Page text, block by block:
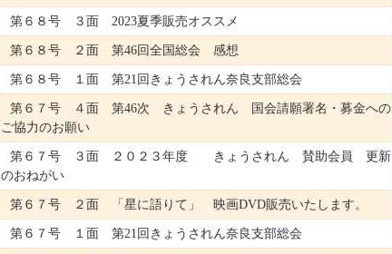
第６８号 ３面 2023夏季販売オススメ
第６８号 ２面 第46回全国総会 感想
第６８号 １面 第21回きょうされん奈良支部総会
第６７号 ４面 第46次 きょうされん 国会請願署名・募金への
ご協力のお願い
第６７号 ３面 ２０２３年度 きょうされん 賛助会員 更新
のおねがい
第６７号 ２面 「星に語りて」 映画DVD販売いたします。
第６７号 １面 第21回きょうされん奈良支部総会